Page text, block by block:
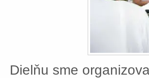
Dielňu sme